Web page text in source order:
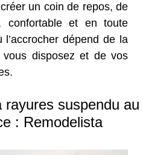
un coin de repos, de
confortable et en toute
dépend de la
vous disposez et de vos
rayures suspendu au
: Remodelista